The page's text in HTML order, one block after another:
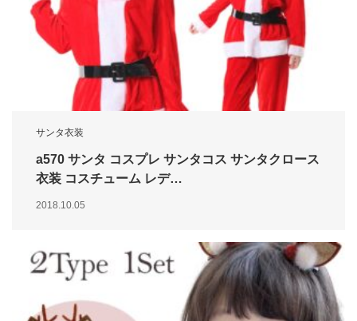
サンタ衣装
a570 サンタ コスプレ サンタコス サンタクロース
衣装 コスチューム レデ…
2018.10.05